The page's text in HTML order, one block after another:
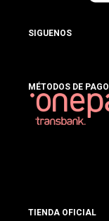
SIGUENOS
MÉTODOS DE PAGO
TIENDA OFICIAL